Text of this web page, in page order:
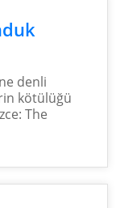
denli
kötülüğü
The